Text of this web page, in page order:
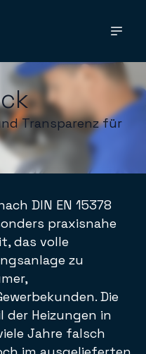
Transparenz für
DIN EN 15378
praxisnahe
das volle
zu
Die
der Heizungen in
Jahre falsch